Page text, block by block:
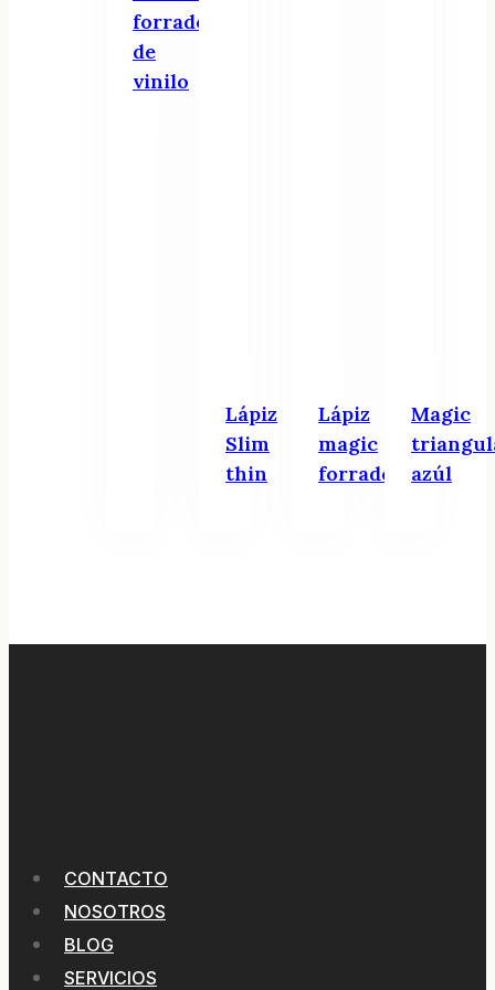
forrados
de
vinilo
Lápiz
Slim
thin
Lápiz
magic
forrado
Magic
azúl
CONTACTO
NOSOTROS
BLOG
SERVICIOS